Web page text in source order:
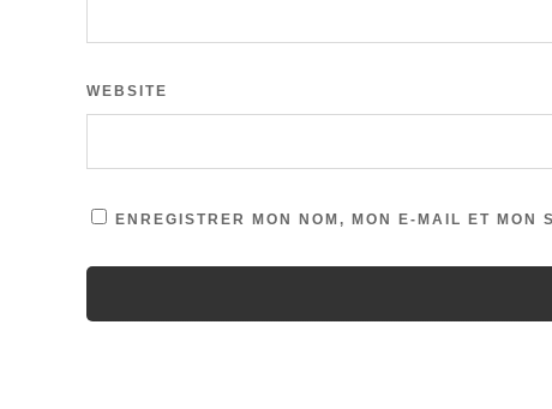
WEBSITE
ENREGISTRER MON NOM, MON E-MAIL ET